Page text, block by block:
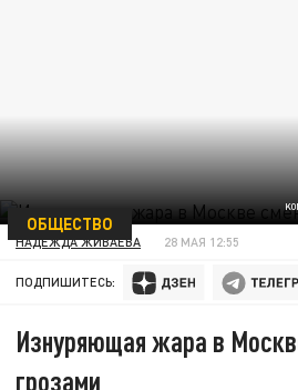
ОБЩЕСТВО
НАДЕЖДА ЖИВАЕВА 28 МАЯ 12:55
ПОДПИШИТЕСЬ:
Изнуряющая жара в
грозами